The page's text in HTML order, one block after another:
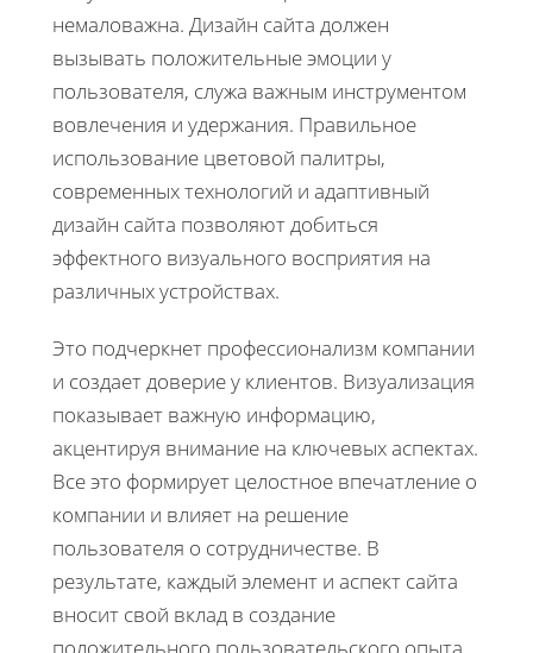
немаловажна. Дизайн сайта должен
вызывать положительные эмоции у
пользователя, служа важным инструментом
вовлечения и удержания. Правильное
использование цветовой палитры,
современных технологий и адаптивный
дизайн сайта позволяют добиться
эффектного визуального восприятия на
различных устройствах.
Это подчеркнет профессионализм компании
и создает доверие у клиентов. Визуализация
показывает важную информацию,
акцентируя внимание на ключевых аспектах.
Все это формирует целостное впечатление о
компании и влияет на решение
пользователя о сотрудничестве. В
результате, каждый элемент и аспект сайта
вносит свой вклад в создание
положительного пользовательского опыта,